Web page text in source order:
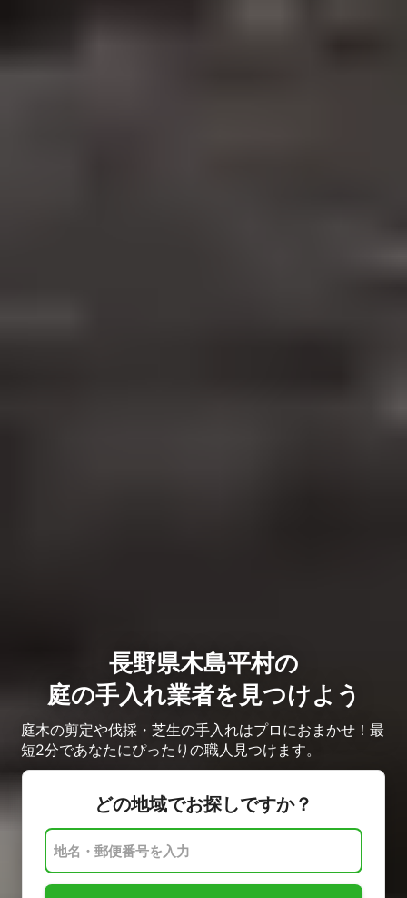
長野県木島平村の
庭の手入れ業者を見つけよう
庭木の剪定や伐採・芝生の手入れはプロにおまかせ！最
短2分であなたにぴったりの職人見つけます。
どの地域でお探しですか？